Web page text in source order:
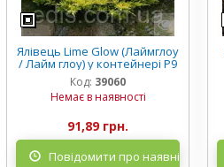
Ялівець Lime Glow (Лаймглоу
/ Лайм глоу) у контейнері Р9
Код: 39060
Немає в наявності
91,89 грн.
Повідомити про наявність